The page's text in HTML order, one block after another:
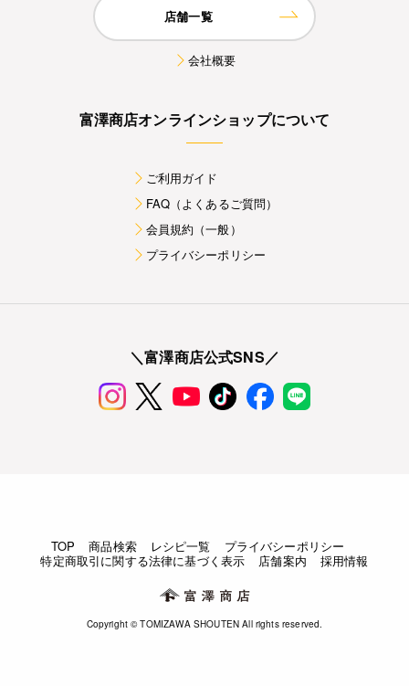
店舗一覧
会社概要
富澤商店オンラインショップについて
ご利用ガイド
FAQ（よくあるご質問）
会員規約（一般）
プライバシーポリシー
＼富澤商店公式SNS／
TOP 商品検索 レシピ一覧
プライバシーポリシー
特定商取引に関する法律に基づく表示
店舗案内 採用情報
Copyright © TOMIZAWA SHOUTEN All rights reserved.